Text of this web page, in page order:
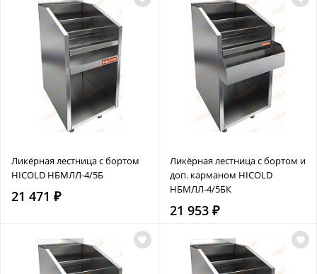
Ликёрная лестница с бортом
HICOLD НБМЛЛ-4/5Б
21 471 ₽
Ликёрная лестница с бортом и
доп. карманом HICOLD
НБМЛЛ-4/5БК
21 953 ₽